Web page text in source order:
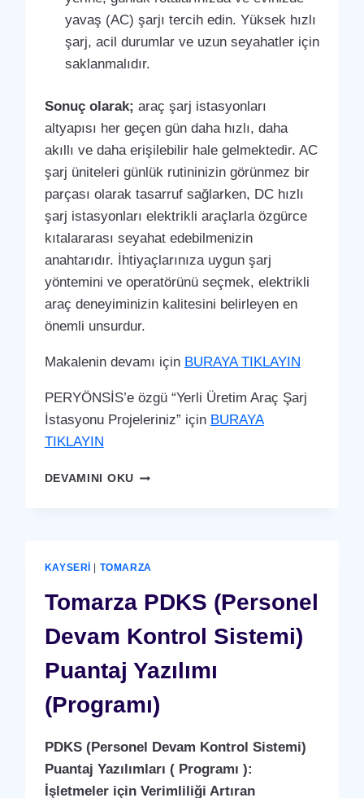
yavaş (AC) şarjı tercih edin. Yüksek hızlı
şarj, acil durumlar ve uzun seyahatler için
saklanmalıdır.
Sonuç olarak; araç şarj istasyonları
altyapısı her geçen gün daha hızlı, daha
akıllı ve daha erişilebilir hale gelmektedir. AC
şarj üniteleri günlük rutininizin görünmez bir
parçası olarak tasarruf sağlarken, DC hızlı
şarj istasyonları elektrikli araçlarla özgürce
kıtalararası seyahat edebilmenizin
anahtarıdır. İhtiyaçlarınıza uygun şarj
yöntemini ve operatörünü seçmek, elektrikli
araç deneyiminizin kalitesini belirleyen en
önemli unsurdur.
Makalenin devamı için BURAYA TIKLAYIN
PERYÖNSİS’e özgü “Yerli Üretim Araç Şarj
İstasyonu Projeleriniz” için BURAYA
TIKLAYIN
DEVAMINI OKUTOMARZA
KAYSERI TOMARZA
Tomarza PDKS (Personel
Devam Kontrol Sistemi)
Puantaj Yazılımı
(Programı)
PDKS (Personel Devam Kontrol Sistemi)
Puantaj Yazılımları ( Programı ):
İşletmeler için Verimliliği Artıran